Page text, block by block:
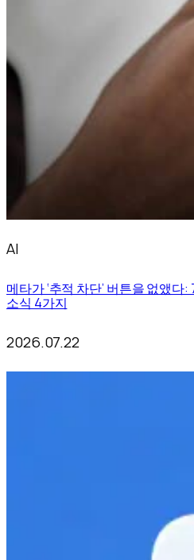
AI
메타가 ‘추적 차단’ 버튼을 없앴
소식 4가지
2026.07.22